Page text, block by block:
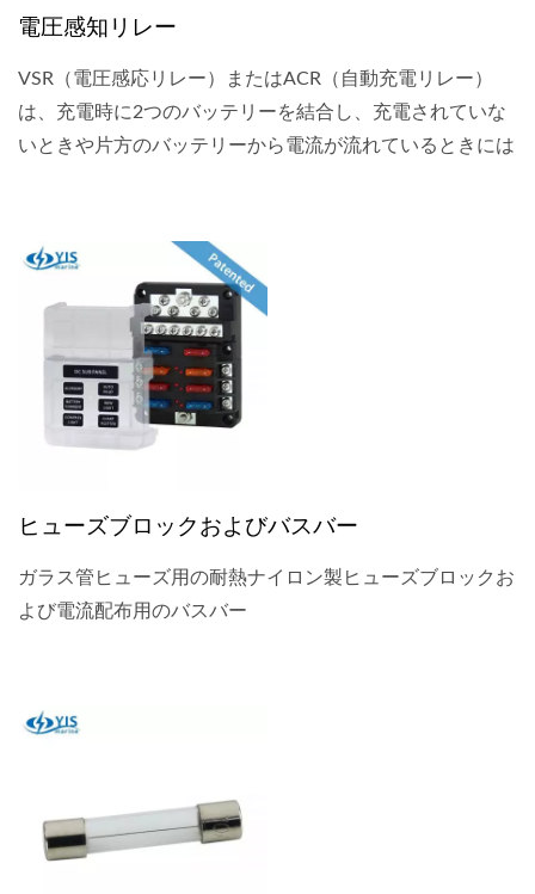
電圧感知リレー
VSR（電圧感応リレー）またはACR（自動充電リレー）
は、充電時に2つのバッテリーを結合し、充電されていな
いときや片方のバッテリーから電流が流れているときには
テリーを確保し、バッテリーの消耗や海上でのトウイング
の可能性を回避するのに役立ちます。
ヒューズブロックおよびバスバー
ガラス管ヒューズ用の耐熱ナイロン製ヒューズブロックお
よび電流配布用のバスバー